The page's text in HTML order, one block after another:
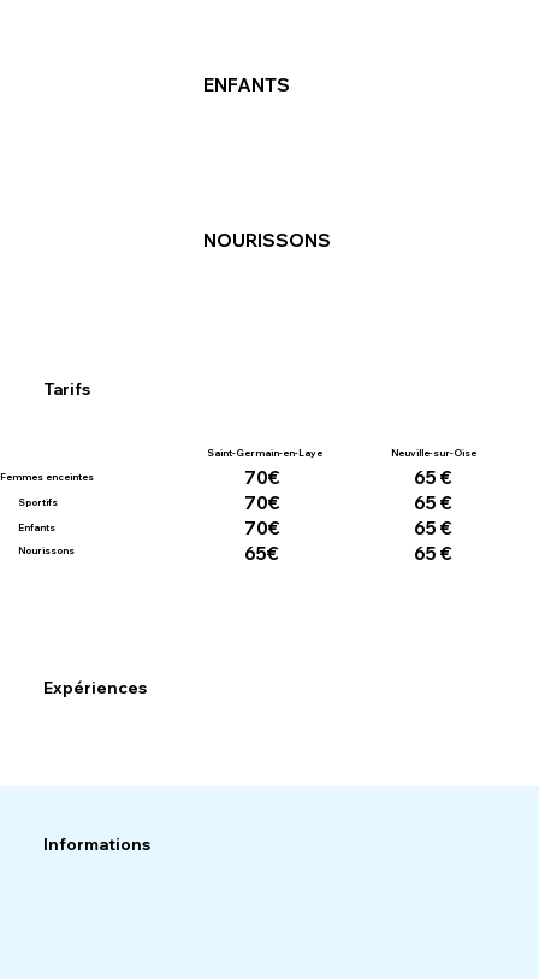
ENFANTS
NOURISSONS
Tarifs
Femmes enceintes
Sportifs
Enfants
Nourissons
Saint-Germain-en-Laye
70€
70€
70€
65€
Neuville-sur-Oise
65 €
65 €
65 €
65 €
Expériences
Informations